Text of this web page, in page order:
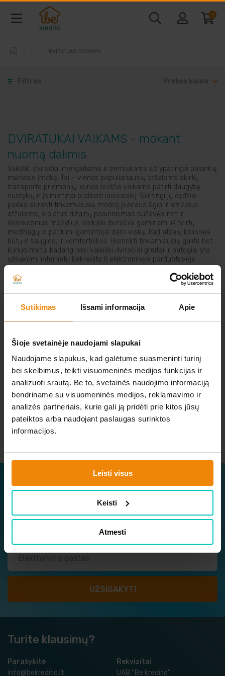
Sutikimas Išsami informacija Apie
Šioje svetainėje naudojami slapukai
Naudojame slapukus, kad galėtume suasmeninti turinį
bei skelbimus, teikti visuomeninės medijos funkcijas ir
analizuoti srautą. Be to, svetainės naudojimo informaciją
bendriname su visuomeninės medijos, reklamavimo ir
analizės partneriais, kurie gali ją pridėti prie kitos jūsų
pateiktos arba naudojant paslaugas surinktos
informacijos.
Leisti visus
Keisti
Atmesti
0
Baldai ir interjeras
Telefonai ir kompiuteriai
Buitine technika
Laisvalaikio prekės
Sodo prekės
Elektriniai įrankiai
Auto prekės
Prekės pigiau
DVIRATUKAI VAIKAMS
DVIRATUKAI VAIKAMS - mokant
nuomą dalimis
Vaikiški dviračiai mergaitėms ir berniukams už ypatingai palankią
mėnesio įmoką. Tai – vienos populiariausių atžaloms skirtų
transporto priemonių, kurios leidžia vaikams patirti daugybę
nuotykių ir įsimintinai praleisti laisvalaikį. Skirtingi jų dydžiai
padės surasti tinkamiausią modelį įvairaus ūgio ir amžiaus
atžaloms, o platus dizainų pasirinkimas sužavės net ir
išrankesnius mažylius. Vaikiški dviračiai gaminami iš tvirtų
medžiagų, o patikimi gamintojai daro viską, kad atžalų kelionės
būtų ir saugios, ir komfortiškos. Išsirinkti tinkamiausią galite bet
kuriuo metu, kadangi visi vaikiški dviračiai greitai ir patogiai yra
užsakomi internetu bekredito.lt elektroninėje parduotuvėje.
NERADOTE KO IEŠKOTE?
Atsiųskite norimos prekės nuorodą iš kitos
elektroninės parduotuvės
O MES JUMS JĄ IŠNUOMOSIME.
Parašykite mums
Užsisakykite naujienlaiškį
Sužinokite apie naujausius ir geriausius pasiūlymus
vieni pirmųjų!
Turite klausimų?
Parašykite
info@bekredito.lt
Rekvizitai
UAB “Be kredito”